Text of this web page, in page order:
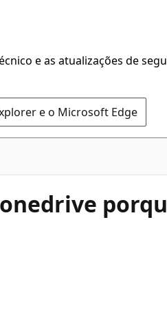
e as atualizações de
e o Microsoft Edge